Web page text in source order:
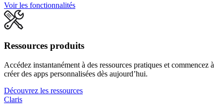
Voir les fonctionnalités
Ressources produits
Accédez instantanément à des ressources pratiques et commencez à
créer des apps personnalisées dès aujourd’hui.
Découvrez les ressources
Claris